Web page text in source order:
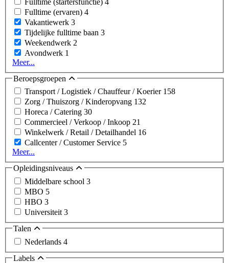
Fulltime (ervaren) 4
Vakantiewerk 3
Tijdelijke fulltime baan 3
Weekendwerk 2
Avondwerk 1
Meer...
Beroepsgroepen
Transport / Logistiek / Chauffeur / Koerier 158
Zorg / Thuiszorg / Kinderopvang 132
Horeca / Catering 30
Commercieel / Verkoop / Inkoop 21
Winkelwerk / Retail / Detailhandel 16
Callcenter / Customer Service 5
Meer...
Opleidingsniveaus
Middelbare school 3
MBO 5
HBO 3
Universiteit 3
Talen
Nederlands 4
Labels